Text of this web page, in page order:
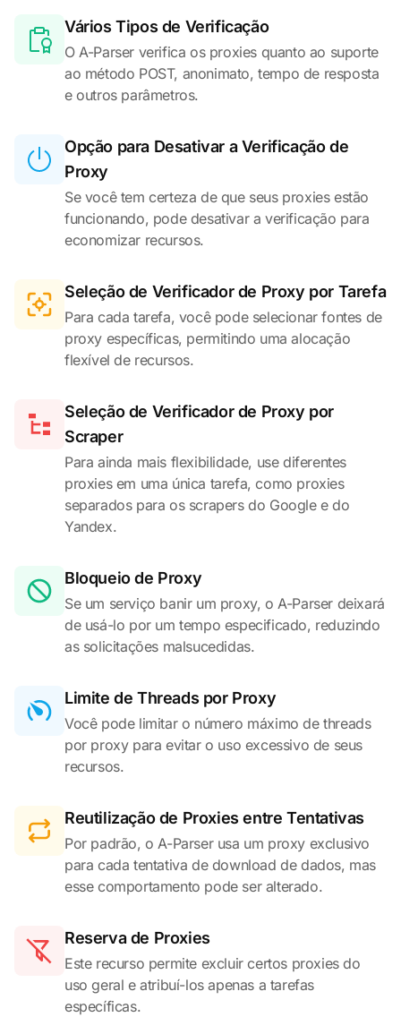
Vários Tipos de Verificação
O A-Parser verifica os proxies quanto ao suporte
ao método POST, anonimato, tempo de resposta
e outros parâmetros.
Opção para Desativar a Verificação de
Proxy
Se você tem certeza de que seus proxies estão
funcionando, pode desativar a verificação para
economizar recursos.
Seleção de Verificador de Proxy por Tarefa
Para cada tarefa, você pode selecionar fontes de
proxy específicas, permitindo uma alocação
flexível de recursos.
Seleção de Verificador de Proxy por
Scraper
Para ainda mais flexibilidade, use diferentes
proxies em uma única tarefa, como proxies
separados para os scrapers do Google e do
Yandex.
Bloqueio de Proxy
Se um serviço banir um proxy, o A-Parser deixará
de usá-lo por um tempo especificado, reduzindo
as solicitações malsucedidas.
Limite de Threads por Proxy
Você pode limitar o número máximo de threads
por proxy para evitar o uso excessivo de seus
recursos.
Reutilização de Proxies entre Tentativas
Por padrão, o A-Parser usa um proxy exclusivo
para cada tentativa de download de dados, mas
esse comportamento pode ser alterado.
Reserva de Proxies
Este recurso permite excluir certos proxies do
uso geral e atribuí-los apenas a tarefas
específicas.